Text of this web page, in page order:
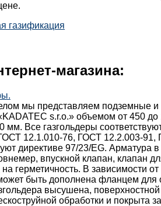
газификация
магазина:
мы представляем подземные
s.r.o.» объемом от 450
мм. Все газгольдеры
12.1.010-76, ГОСТ 12.2.003-
директиве 97/23/EG. Арматура
впускной клапан, клапан
герметичность. В зависимости
быть дополнена фланцем для
высушена,
обработки и покрыта